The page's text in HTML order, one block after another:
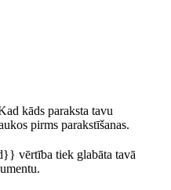
kāds paraksta tavu
pirms parakstīšanas.
vērtība tiek glabāta tavā